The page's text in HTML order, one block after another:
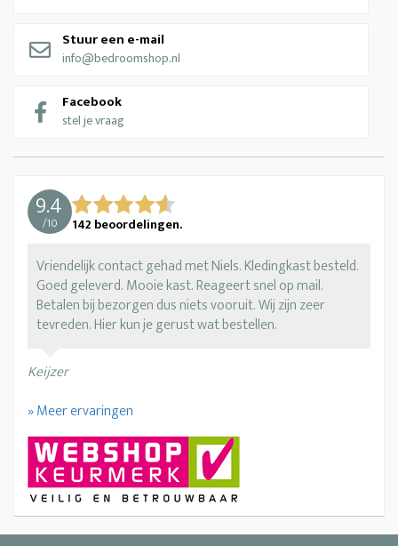
Stuur een e-mail
info@bedroomshop.nl
Facebook
stel je vraag
9.4
/10 142 beoordelingen.
Vriendelijk contact gehad met Niels. Kledingkast besteld.
Goed geleverd. Mooie kast. Reageert snel op mail.
Betalen bij bezorgen dus niets vooruit. Wij zijn zeer
tevreden. Hier kun je gerust wat bestellen.
Keijzer
» Meer ervaringen